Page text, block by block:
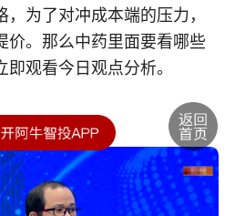
为了对冲成本端的压力，
价。那么中药里面要看哪些
观看今日观点分析。